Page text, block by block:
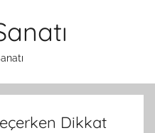
Dikkat